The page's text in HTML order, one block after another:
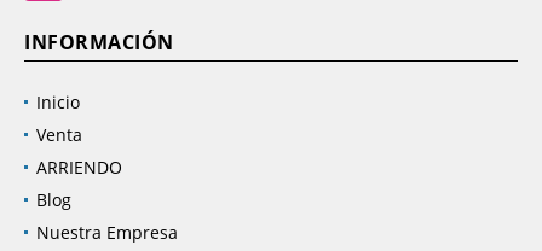
INFORMACIÓN
Inicio
Venta
ARRIENDO
Blog
Nuestra Empresa